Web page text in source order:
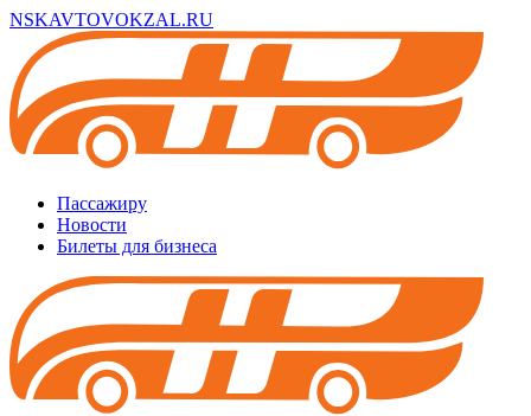
NSKAVTOVOKZAL.RU
Пассажиру
Новости
Билеты для бизнеса